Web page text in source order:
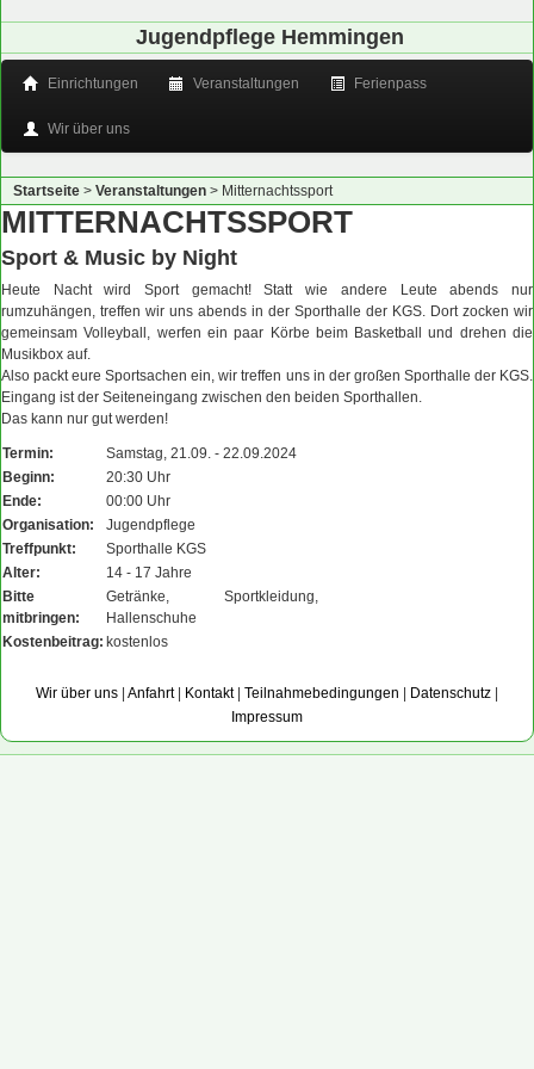
Jugendpflege Hemmingen
Einrichtungen Veranstaltungen Ferienpass
Wir über uns
Startseite > Veranstaltungen > Mitternachtssport
MITTERNACHTSSPORT
Sport & Music by Night
Heute Nacht wird Sport gemacht! Statt wie andere Leute abends nur
rumzuhängen, treffen wir uns abends in der Sporthalle der KGS. Dort zocken wir
gemeinsam Volleyball, werfen ein paar Körbe beim Basketball und drehen die
Musikbox auf.
Also packt eure Sportsachen ein, wir treffen uns in der großen Sporthalle der KGS.
Eingang ist der Seiteneingang zwischen den beiden Sporthallen.
Das kann nur gut werden!
Termin:
Samstag, 21.09. - 22.09.2024
Beginn:
20:30 Uhr
Ende:
00:00 Uhr
Organisation:
Jugendpflege
Treffpunkt:
Sporthalle KGS
Alter:
14 - 17 Jahre
Bitte
mitbringen:
Getränke, Sportkleidung,
Hallenschuhe
Kostenbeitrag: kostenlos
Wir über uns Anfahrt| Kontakt| Teilnahmebedingungen Datenschutz
Impressum